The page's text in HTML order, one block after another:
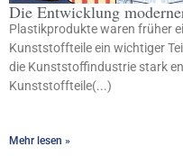
Die Entwicklung
Plastikprodukte waren früher
Kunststoffteile ein wichtiger
die Kunststoffindustrie stark
Kunststoffteile(...)
Mehr lesen »